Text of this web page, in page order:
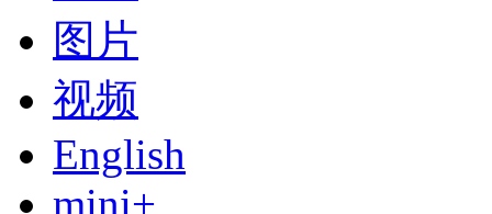
图片
视频
English
mini+